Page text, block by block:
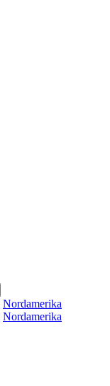
Nordamerika
Nordamerika